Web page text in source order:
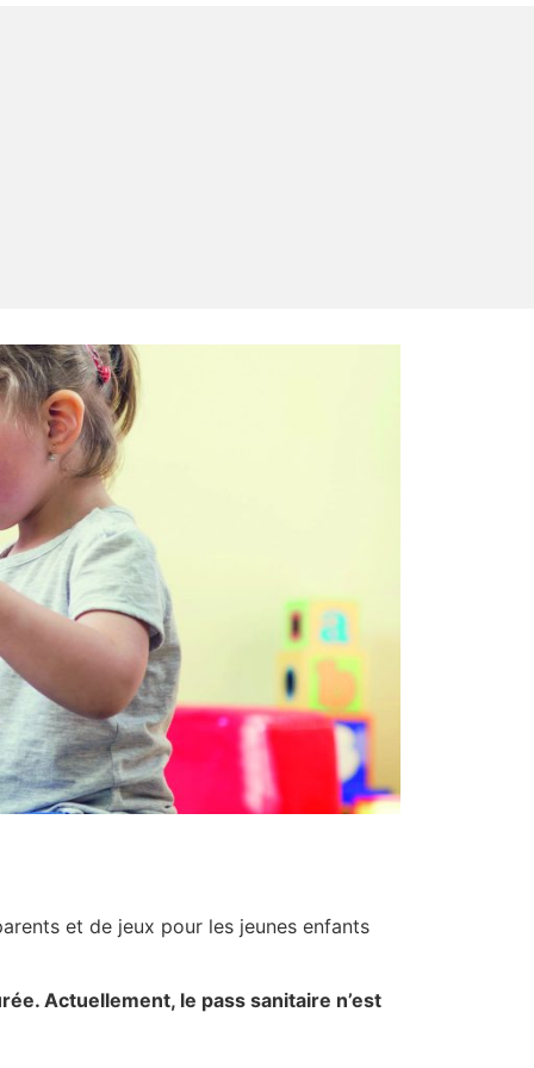
et de jeux pour les jeunes enfants
Actuellement, le pass sanitaire n’est